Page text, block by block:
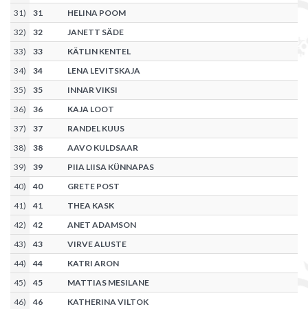
31) 31
HELINA POOM
32) 32
JANETT SÄDE
33) 33
KÄTLIN KENTEL
34) 34
LENA LEVITSKAJA
35) 35
INNAR VIKSI
36) 36
KAJA LOOT
37) 37
RANDEL KUUS
38) 38
AAVO KULDSAAR
39) 39
PIIA LIISA KÜNNAPAS
40) 40
GRETE POST
41) 41
THEA KASK
42) 42
ANET ADAMSON
43) 43
VIRVE ALUSTE
44) 44
KATRI ARON
45) 45
MATTIAS MESILANE
46) 46 KATHERINA VILTOK